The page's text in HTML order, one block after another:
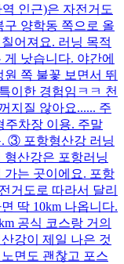
인근)은 자전거도
구 양학동 쪽으로 올
어져요. 러닝 목적
낫습니다. 야간에
쪽 불꽃 보면서 뛰
이한 경험임ㅋㅋ 천
지질 않아요...... 주
주차장 이용. 주말
③ 포항형산강 러닝
형산강은 포항러닝
가는 곳이에요. 포항
거도로 따라서 달리
딱 10km 나옵니다.
공식 코스랑 거의
강이 제일 나은 것
면도 괜찮고 포스